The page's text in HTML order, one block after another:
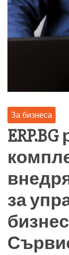
За бизнеса
за